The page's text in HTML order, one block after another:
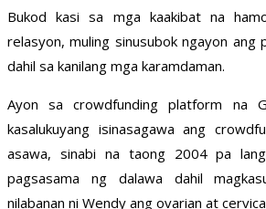
Bukod kasi sa mga kaakibat na
relasyon, muling sinusubok ngayon ang
dahil sa kanilang mga karamdaman.
Ayon sa crowdfunding platform na
kasalukuyang isinasagawa ang
asawa, sinabi na taong 2004 pa
pagsasama ng dalawa dahil
nilabanan ni Wendy ang ovarian at